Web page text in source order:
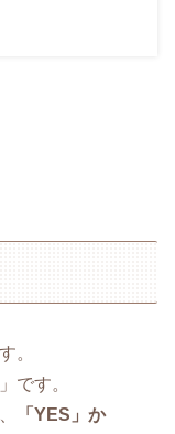
。
」です。
「YES」か